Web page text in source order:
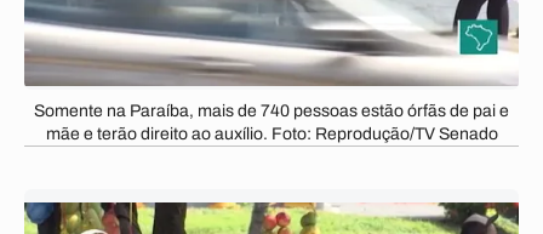
Somente na Paraíba, mais de 740 pessoas estão órfãs de pai e
mãe e terão direito ao auxílio. Foto: Reprodução/TV Senado